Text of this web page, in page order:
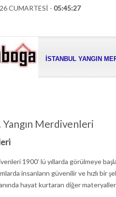
CUMARTESİ - 05:45:28
İSTANBUL YANGIN
Merdivenleri
1900’ lü yıllarda görülmeye
insanların güvenilir ve hızlı bir
hayat kurtaran diğer